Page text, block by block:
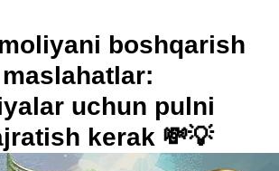
boshqarish
uchun pulni
kerak 💸💡